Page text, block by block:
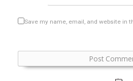
Save my name, email, and website in